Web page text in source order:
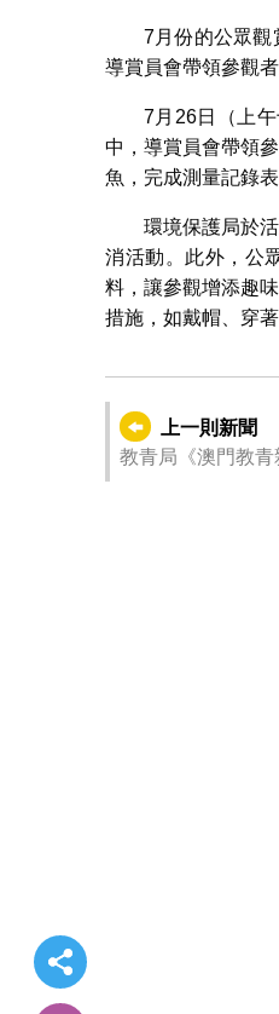
7月份的公眾觀
導賞員會帶領參觀
7月26日（上
中，導賞員會帶領
魚，完成測量記錄
環境保護局於
消活動。此外，公
料，讓參觀增添趣
措施，如戴帽、穿
上一則新聞
教青局《澳門教